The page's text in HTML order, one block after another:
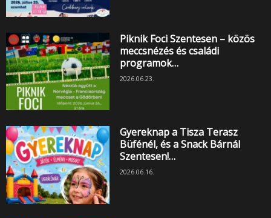
Piknik Foci Szentesen – közös
meccsnézés és családi
programok…
2026.06.23.
Gyereknap a Tisza Terasz
Büfénél, és a Snack Bárnál
Szentesen!…
2026.06.16.